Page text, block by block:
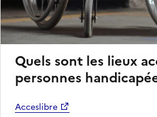
Quels sont les lieux
personnes
Acceslibre